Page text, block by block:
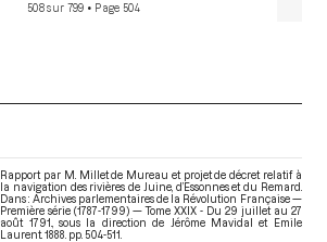
508 sur 799 • Page 504
Rapport par M. Millet de Mureau et projet de décret relatif à
la navigation des rivières de Juine, d’Essonnes et du Remard.
Dans : Archives parlementaires de la Révolution Française —
Première série (1787-1799) — Tome XXIX - Du 29 juillet au 27
août 1791.
, sous la direction de Jérôme Mavidal et Emile
Laurent. 1888. pp. 504-511.